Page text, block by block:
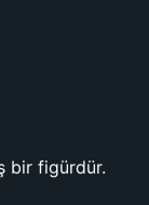
bir figürdür.